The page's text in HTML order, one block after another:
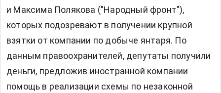
и Максима Полякова ("Народный фронт"),
которых подозревают в получении крупной
взятки от компании по добыче янтаря. По
данным правоохранителей, депутаты получили
деньги, предложив иностранной компании
помощь в реализации схемы по незаконной